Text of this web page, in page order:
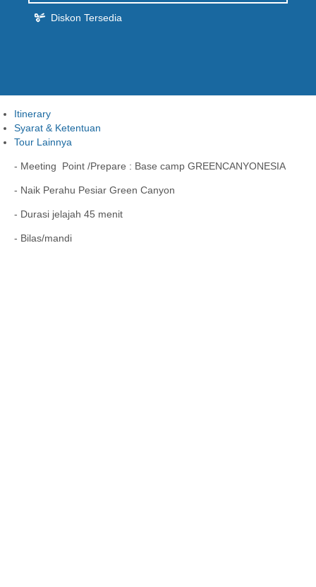
Diskon Tersedia
Itinerary
Syarat & Ketentuan
Tour Lainnya
- Meeting Point /Prepare : Base camp GREENCANYONESIA
- Naik Perahu Pesiar Green Canyon
- Durasi jelajah 45 menit
- Bilas/mandi